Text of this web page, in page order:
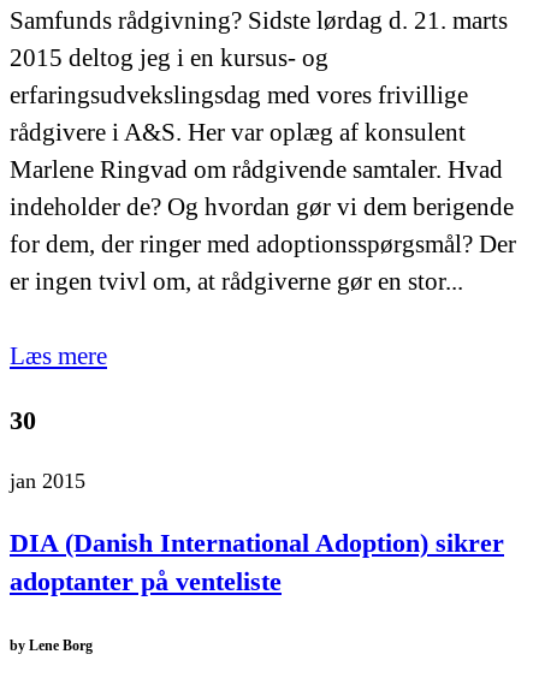
Samfunds rådgivning? Sidste lørdag d. 21. marts
2015 deltog jeg i en kursus- og
erfaringsudvekslingsdag med vores frivillige
rådgivere i A&S. Her var oplæg af konsulent
Marlene Ringvad om rådgivende samtaler. Hvad
indeholder de? Og hvordan gør vi dem berigende
for dem, der ringer med adoptionsspørgsmål? Der
er ingen tvivl om, at rådgiverne gør en stor...
Læs mere
30
jan 2015
DIA (Danish International Adoption) sikrer
adoptanter på venteliste
by Lene Borg